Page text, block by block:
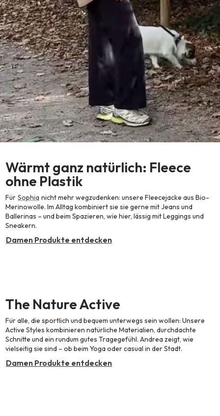
Wärmt ganz natürlich: Fleece
ohne Plastik
Für Sophia nicht mehr wegzudenken: unsere Fleecejacke aus Bio-
Merinowolle. Im Alltag kombiniert sie sie gerne mit Jeans und
Ballerinas – und beim Spazieren, wie hier, lässig mit Leggings und
Sneakern.
Damen Produkte entdecken
The Nature Active
Für alle, die sportlich und bequem unterwegs sein wollen: Unsere
Active Styles kombinieren natürliche Materialien, durchdachte
Schnitte und ein rundum gutes Tragegefühl. Andrea zeigt, wie
vielseitig sie sind – ob beim Yoga oder casual in der Stadt.
Damen Produkte entdecken